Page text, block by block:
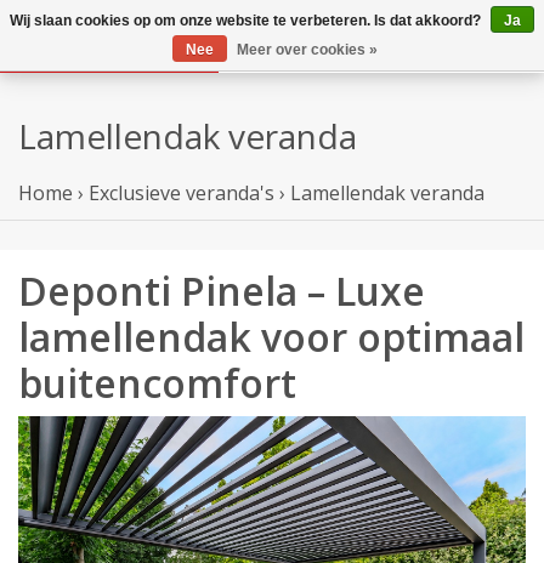
Lamellendak veranda
Home › Exclusieve veranda's › Lamellendak veranda
Deponti Pinela – Luxe
lamellendak voor optimaal
buitencomfort
Wij slaan cookies op om onze website te verbeteren. Is dat akkoord?
Ja
Nee
Meer over cookies »